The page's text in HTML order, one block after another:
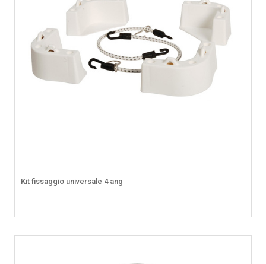
Kit fissaggio universale 4 ang